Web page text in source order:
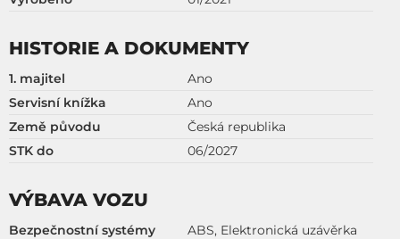
HISTORIE A DOKUMENTY
1. majitel
Ano
Servisní knížka
Ano
Země původu
Česká republika
STK do
06/2027
VÝBAVA VOZU
Bezpečnostní systémy
ABS, Elektronická uzávěrka